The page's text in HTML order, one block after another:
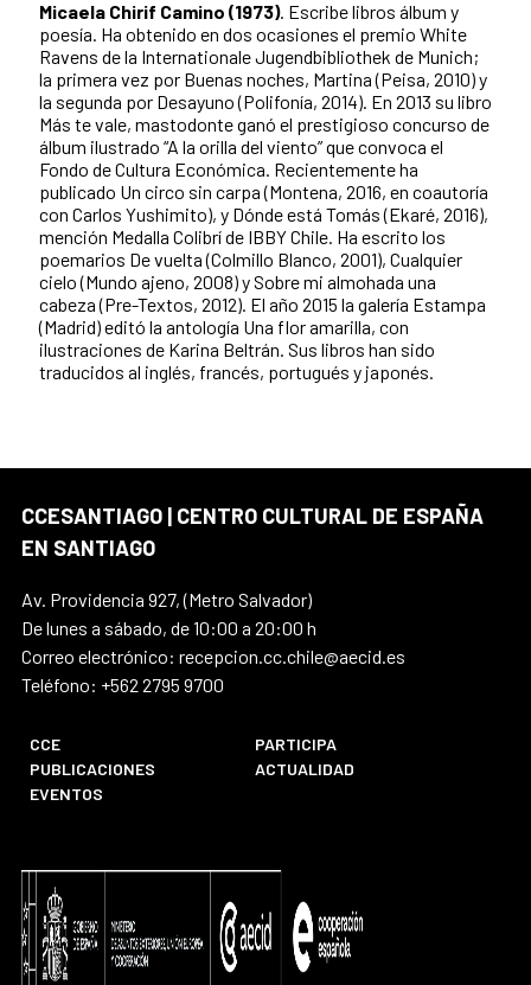
Micaela Chirif Camino (1973). Escribe libros álbum y
poesía. Ha obtenido en dos ocasiones el premio White
Ravens de la Internationale Jugendbibliothek de Munich;
la primera vez por Buenas noches, Martina (Peisa, 2010) y
la segunda por Desayuno (Polifonía, 2014). En 2013 su libro
Más te vale, mastodonte ganó el prestigioso concurso de
álbum ilustrado “A la orilla del viento” que convoca el
Fondo de Cultura Económica. Recientemente ha
publicado Un circo sin carpa (Montena, 2016, en coautoría
con Carlos Yushimito), y Dónde está Tomás (Ekaré, 2016),
mención Medalla Colibrí de IBBY Chile. Ha escrito los
poemarios De vuelta (Colmillo Blanco, 2001), Cualquier
cielo (Mundo ajeno, 2008) y Sobre mi almohada una
cabeza (Pre-Textos, 2012). El año 2015 la galería Estampa
(Madrid) editó la antología Una flor amarilla, con
ilustraciones de Karina Beltrán. Sus libros han sido
traducidos al inglés, francés, portugués y japonés.
CCESANTIAGO | CENTRO CULTURAL DE ESPAÑA
EN SANTIAGO
Av. Providencia 927, (Metro Salvador)
De lunes a sábado, de 10:00 a 20:00 h
Correo electrónico: recepcion.cc.chile@aecid.es
Teléfono: +562 2795 9700
CCE
PARTICIPA
PUBLICACIONES
ACTUALIDAD
EVENTOS